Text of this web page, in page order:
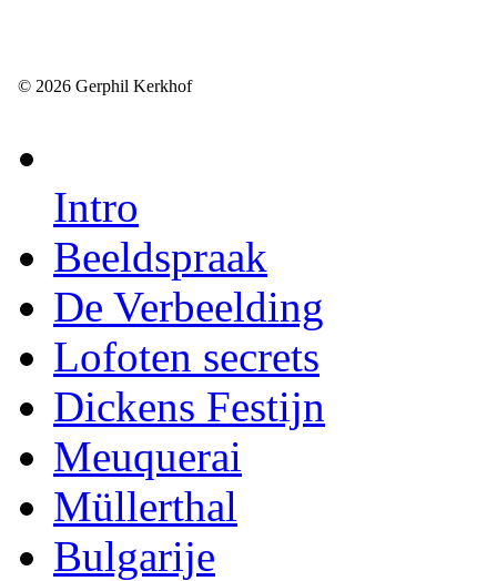
© 2026 Gerphil Kerkhof
Intro
Beeldspraak
De Verbeelding
Lofoten secrets
Dickens Festijn
Meuquerai
Müllerthal
Bulgarije